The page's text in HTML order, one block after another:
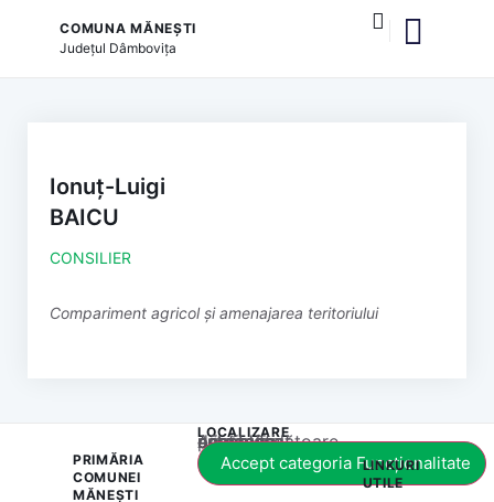
COMUNA MĂNEȘTI
Județul Dâmbovița
Ionuț-Luigi
BAICU
CONSILIER
Compariment agricol și amenajarea teritoriului
PRIMĂRIA
COMUNEI
MĂNEȘTI
LOCALIZARE
Acest conținut este blocat până când acceptați categoria corespunzătoare de cookie-uri.
Accept categoria Funcționalitate
LINKURI
UTILE